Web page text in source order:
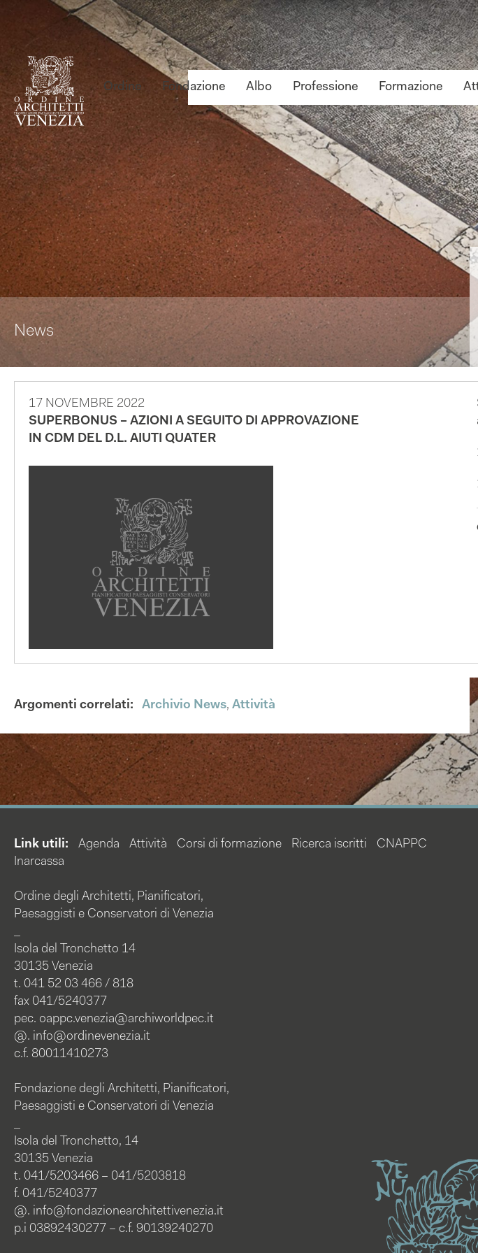
Ordine Fondazione Albo Professione Formazione
News
17 NOVEMBRE 2022
SUPERBONUS – AZIONI A SEGUITO DI APPROVAZIONE
IN CDM DEL D.L. AIUTI QUATER
Argomenti correlati: Archivio News, Attività
Link utili: Agenda Attività Corsi di formazione Ricerca iscritti
CNAPPC
Inarcassa
Ordine degli Architetti, Pianificatori,
Paesaggisti e Conservatori di Venezia
Isola del Tronchetto 14
30135 Venezia
t. 041 52 03 466 / 818
fax 041/5240377
pec. oappc.venezia@archiworldpec.it
@. info@ordinevenezia.it
c.f. 80011410273
Fondazione degli Architetti, Pianificatori,
Paesaggisti e Conservatori di Venezia
Isola del Tronchetto, 14
30135 Venezia
t. 041/5203466 – 041/5203818
f. 041/5240377
@. info@fondazionearchitettivenezia.it
p.i 03892430277 – c.f. 90139240270